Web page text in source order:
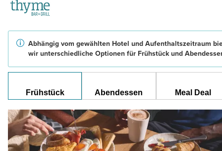
Abhängig vom gewählten Hotel und Aufenthaltszeitraum
wir unterschiedliche Optionen für Frühstück und
Frühstück Abendessen Meal Deal